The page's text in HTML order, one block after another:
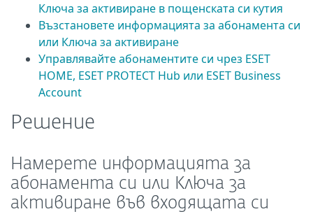
Ключа за активиране в пощенската си кутия
Възстановете информацията за абонамента си
или Ключа за активиране
Управлявайте абонаментите си чрез ESET
HOME, ESET PROTECT Hub или ESET Business
Account
Решение
Намерете информацията за
абонамента си или Ключа за
активиране във входящата си